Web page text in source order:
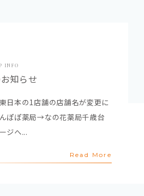
INFO
知らせ
日本の1店舗の店舗名が変更に
ぽぽ薬局→なの花薬局千歳台
ジへ...
Read More